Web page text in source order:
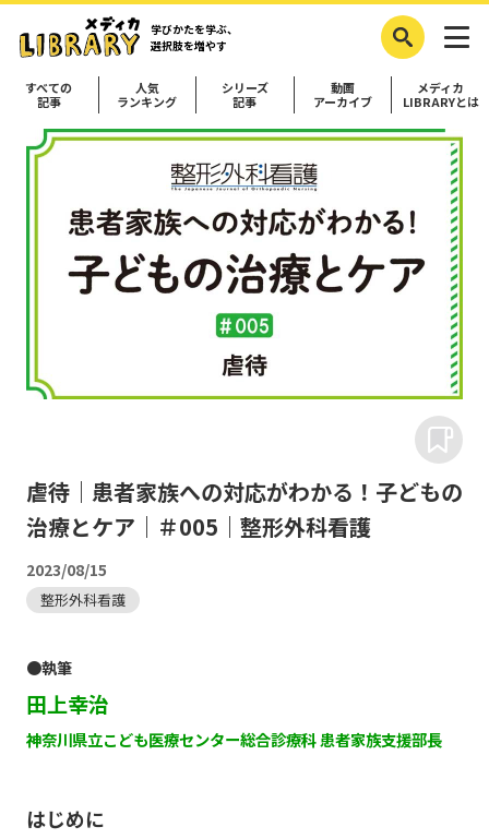
学びかたを学ぶ、
選択肢を増やす
すべての
記事
人気
ランキング
シリーズ
記事
動画
アーカイブ
メディカ
LIBRARYとは
虐待｜患者家族への対応がわかる！子どもの
治療とケア｜＃005｜整形外科看護
2023/08/15
整形外科看護
●執筆
田上幸治
神奈川県立こども医療センター総合診療科 患者家族支援部長
はじめに